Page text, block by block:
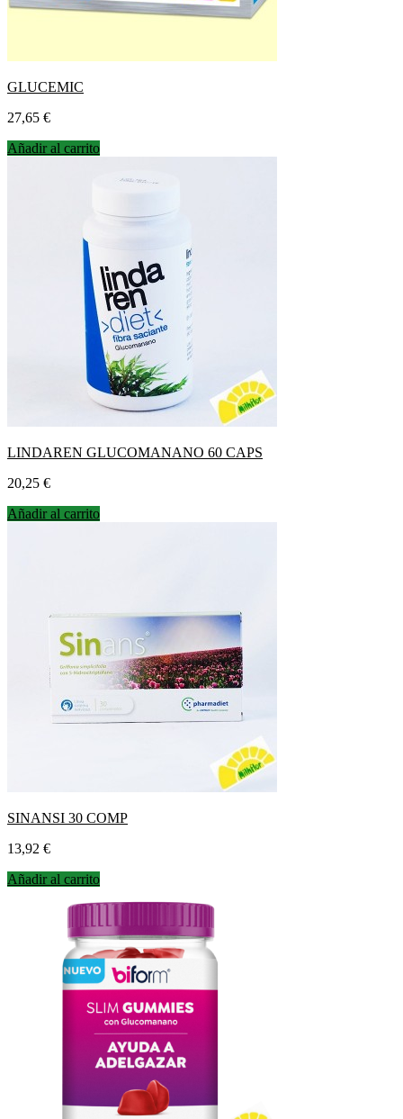
GLUCEMIC
Precio
27,65 €
Añadir al carrito
LINDAREN GLUCOMANANO 60 CAPS
Precio
20,25 €
Añadir al carrito
SINANSI 30 COMP
Precio
13,92 €
Añadir al carrito